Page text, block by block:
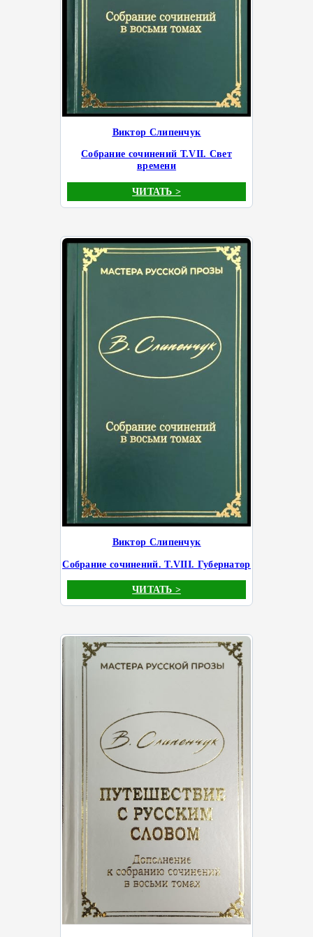
Виктор Слипенчук
Собрание сочинений Т.VII. Свет
времени
ЧИТАТЬ >
Виктор Слипенчук
Собрание сочинений. Т.VIII. Губернатор
ЧИТАТЬ >